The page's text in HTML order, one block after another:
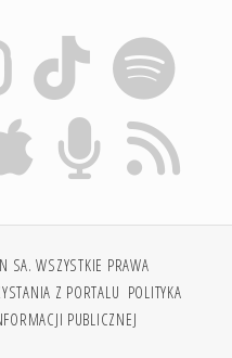
WSZYSTKIE PRAWA
Z PORTALU POLITYKA
PUBLICZNEJ